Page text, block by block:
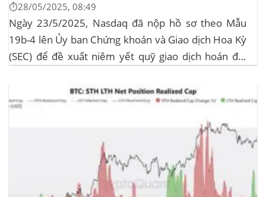
⏱️28/05/2025, 08:49
Ngày 23/5/2025, Nasdaq đã nộp hồ sơ theo Mẫu
19b-4 lên Ủy ban Chứng khoán và Giao dịch Hoa Kỳ
(SEC) để đề xuất niêm yết quỹ giao dịch hoán đổi
trình xem xét chính thức của SEC đối với...